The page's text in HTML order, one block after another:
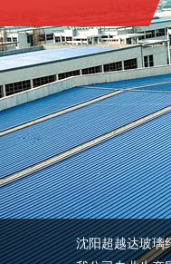
沈阳超越达玻璃纤